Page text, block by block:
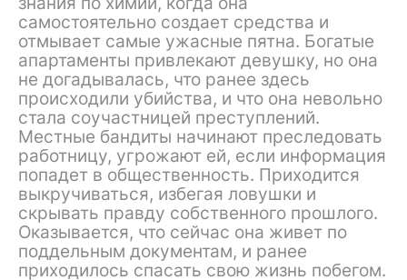
самостоятельно создает средства и
отмывает самые ужасные пятна. Богатые
апартаменты привлекают девушку, но она
не догадывалась, что ранее здесь
происходили убийства, и что она невольно
стала соучастницей преступлений.
Местные бандиты начинают преследовать
работницу, угрожают ей, если информация
попадет в общественность. Приходится
выкручиваться, избегая ловушки и
скрывать правду собственного прошлого.
Оказывается, что сейчас она живет по
поддельным документам, и ранее
приходилось спасать свою жизнь побегом.